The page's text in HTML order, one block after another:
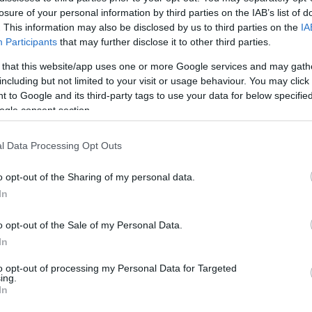
of your personal information by third parties on the IAB’s list of
This information may also be disclosed by us to third parties on the
Participants that may further disclose it to other third parties.
that this website/app uses one or more Google services and may
but not limited to your visit or usage behaviour. You may
to Google and its third-party tags to use your data for below
consent section.
Data Processing Opt Outs
opt-out of the Sharing of my personal data.
opt-out of the Sale of my Personal Data.
opt-out of processing my Personal Data for Targeted
rendelet. Ebben egyebek közt az is
állapotú vagy ember alakította
faragott, kultúrtörténeti jelentőségű
ezért a táj- és természetvédelem,
egyaránt értéket képviselnek.
jelentőségű kaptárkövek és
, kutatásuk és természetvédelmi célú
védett kaptárköves területeket,
budakeszi Kecske-hegy, a diósdi
az Öreg-hegy, a z egri Mész-hegy
minden előírásnak megfeletek,